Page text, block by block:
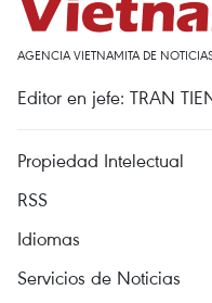
AGENCIA VIETNAMITA DE
Editor en jefe: TRAN
Propiedad Intelectual
RSS
Idiomas
Servicios de Noticias